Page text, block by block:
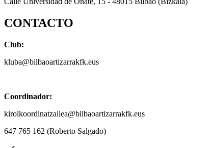
CONTACTO
Club:
kluba@bilbaoartizarrakfk.eus
Coordinador:
kirolkoordinatzailea@bilbaoartizarrakfk.eus
647 765 162 (Roberto Salgado)